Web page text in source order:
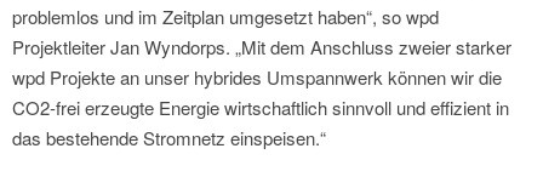
problemlos und im Zeitplan umgesetzt haben“, so wpd
Projektleiter Jan Wyndorps. „Mit dem Anschluss zweier starker
wpd Projekte an unser hybrides Umspannwerk können wir die
CO2-frei erzeugte Energie wirtschaftlich sinnvoll und effizient in
das bestehende Stromnetz einspeisen.“